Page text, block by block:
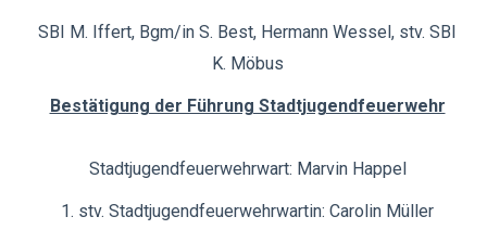
SBI M. Iffert, Bgm/in S. Best, Hermann Wessel, stv. SBI
K. Möbus
Bestätigung der Führung Stadtjugendfeuerwehr
Stadtjugendfeuerwehrwart: Marvin Happel
1. stv. Stadtjugendfeuerwehrwartin: Carolin Müller